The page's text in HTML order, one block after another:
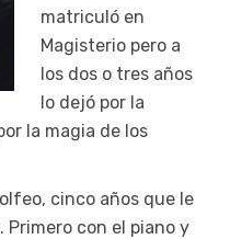
matriculó en
Magisterio pero a
los dos o tres años
lo dejó por la
la magia de los
cinco años que le
Primero con el piano y